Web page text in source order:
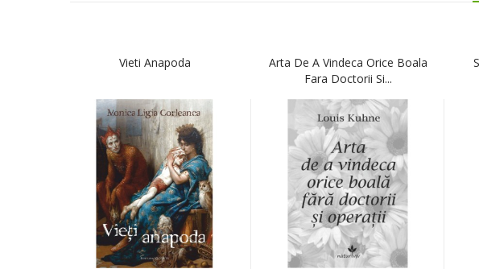
Vieti Anapoda
Arta De A Vindeca Orice Boala
Fara Doctorii Si...